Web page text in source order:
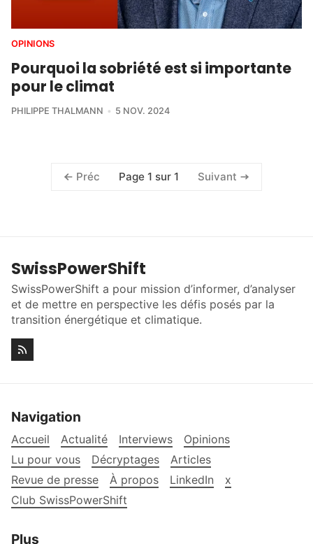
OPINIONS
Pourquoi la sobriété est si importante
pour le climat
PHILIPPE THALMANN 5 NOV. 2024
Préc Page 1 sur 1 Suivant
SwissPowerShift
SwissPowerShift a pour mission d’informer, d’analyser
et de mettre en perspective les défis posés par la
transition énergétique et climatique.
Navigation
Accueil Actualité Interviews
Opinions
Lu pour vous
Décryptages
Articles
Revue de presse
À propos LinkedIn
x
Club SwissPowerShift
Plus